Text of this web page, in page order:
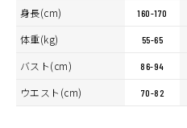
身長(cm) 160-170
体重(kg) 55-65
バスト(cm) 86-94
ウエスト(cm) 70-82